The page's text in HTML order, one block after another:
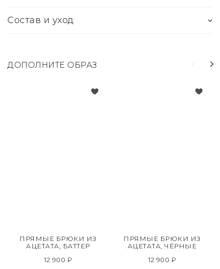
Состав и уход
ДОПОЛНИТЕ ОБРАЗ
ПРЯМЫЕ БРЮКИ ИЗ
АЦЕТАТА, БАТТЕР
12 900 ₽
ПРЯМЫЕ БРЮКИ ИЗ
АЦЕТАТА, ЧЁРНЫЕ
12 900 ₽